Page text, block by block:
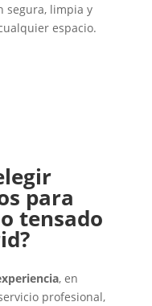
segura, limpia y
espacio.
para
tensado
, en
profesional,